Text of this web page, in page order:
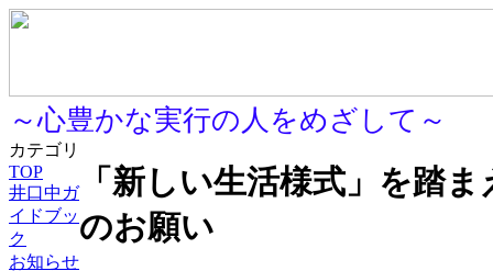
～心豊かな実行の人をめざして～
カテゴリ
TOP
井口中ガ
イドブッ
ク
お知らせ
「新しい生活様式」を踏
のお願い